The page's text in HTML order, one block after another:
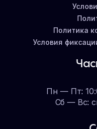
Политика
Условия
Пн — Пт:
Сб — Вс: